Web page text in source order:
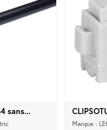
sans...
Marque :